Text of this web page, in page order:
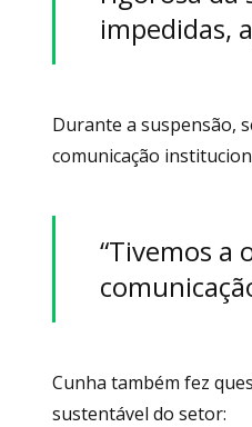
impedidas,
Durante a suspensão,
comunicação
“Tivemos a
Cunha também fez
sustentável do setor: